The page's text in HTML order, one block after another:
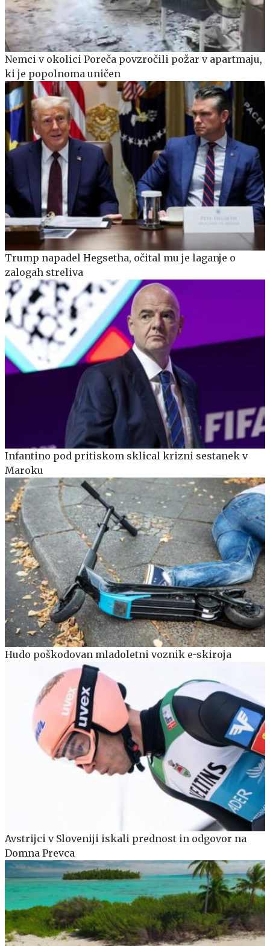
Nemci v okolici Poreča povzročili požar v apartmaju,
ki je popolnoma uničen
Trump napadel Hegsetha, očital mu je laganje o
zalogah streliva
Infantino pod pritiskom sklical krizni sestanek v
Maroku
Hudo poškodovan mladoletni voznik e-skiroja
Avstrijci v Sloveniji iskali prednost in odgovor na
Domna Prevca